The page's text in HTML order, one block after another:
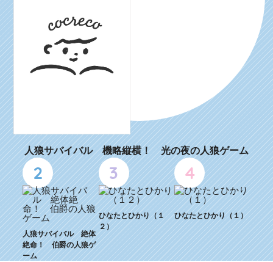
人狼サバイバル 機略縦横！ 光の夜の人狼ゲーム
2
人狼サバイバル 絶体
絶命！ 伯爵の人狼ゲ
ーム
3
ひなたとひかり（１
２）
4
ひなたとひかり（１）